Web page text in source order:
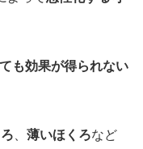
も効果が得られない
薄いほくろなど